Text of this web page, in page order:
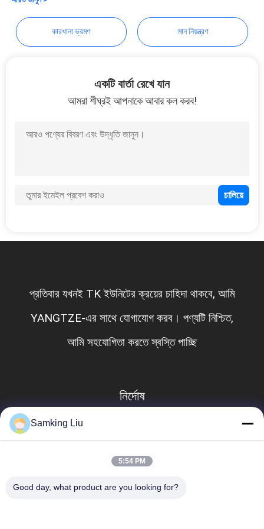
নীতি
কারখানা ভ্রমণ মান নিয়ন্ত্রণ
একটি বার্তা রেখে যান
আমরা শীঘ্রই আপনাকে আবার কল করব!
প্রতিবার যখনই TK ইউনিটের ক্রয়ের চাহিদা থাকবে, আমি
YANGTZE-এর সাথে যোগাযোগ করব। পণ্যটি নিশ্চিত,
আমি সহযোগিতা করতে স্বস্তি পাচ্ছি
নির্দোষ
Samking Liu
5:54 PM
Good day, what product are you looking for?